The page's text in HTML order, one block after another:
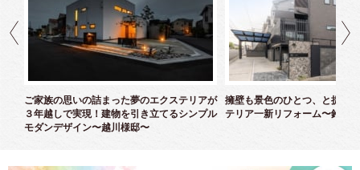
ご家族の思いの詰まった夢のエクステリアが
３年越しで実現！建物を引き立てるシンプル
モダンデザイン〜越川様邸〜
擁壁も景色のひとつ、と捉え
テリア一新リフォーム〜鈴木